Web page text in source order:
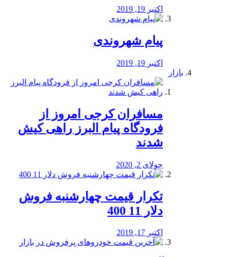
اکتبر 19, 2019
پیام شهروندی
اکتبر 19, 2019
بازار
مسافران کرجی امروز از
فرودگاه پیام البرز راهی کیش
شدند
جولای 2, 2020
تکرار قیمت چهارشنبه فروش
دلار 11 400
اکتبر 17, 2019